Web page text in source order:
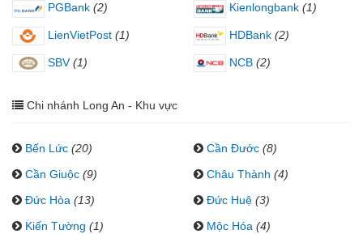
PGBank (2) Kienlongbank (1)
LienVietPost (1) HDBank (2)
SBV (1) NCB (2)
Chi nhánh Long An - Khu vực
Bến Lức (20) Cần Đước (8)
Cần Giuộc (9) Châu Thành (4)
Đức Hòa (13) Đức Huệ (3)
Kiến Tường (1) Mộc Hóa (4)